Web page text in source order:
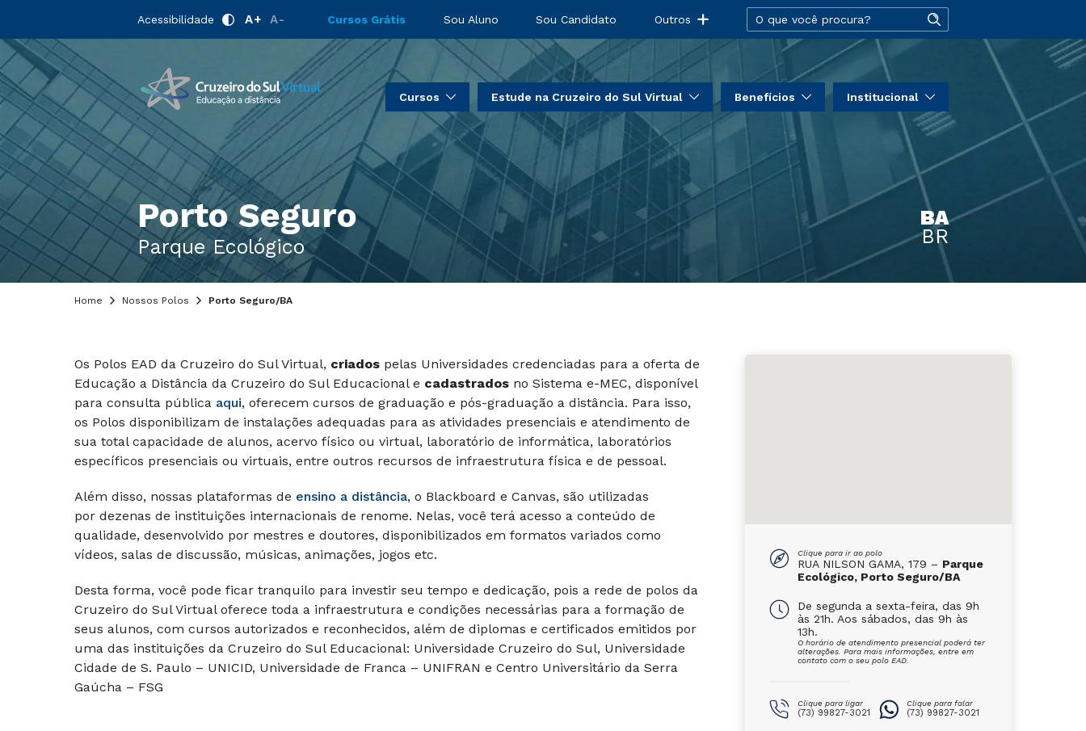
Acessibilidade A+ A- Cursos Grátis Sou Aluno Sou Candidato Outros
Cursos Estude na Cruzeiro do Sul Virtual Benefícios Institucional
Porto Seguro
Parque Ecológico
BA
BR
Home Nossos Polos Porto Seguro/BA
Os Polos EAD da Cruzeiro do Sul Virtual, criados pelas Universidades credenciadas para a oferta de
Educação a Distância da Cruzeiro do Sul Educacional e cadastrados no Sistema e-MEC, disponível
para consulta pública aqui, oferecem cursos de graduação e pós-graduação a distância. Para isso,
os Polos disponibilizam de instalações adequadas para as atividades presenciais e atendimento de
sua total capacidade de alunos, acervo físico ou virtual, laboratório de informática, laboratórios
específicos presenciais ou virtuais, entre outros recursos de infraestrutura física e de pessoal.
Além disso, nossas plataformas de ensino a distância, o Blackboard e Canvas, são utilizadas
por dezenas de instituições internacionais de renome. Nelas, você terá acesso a conteúdo de
qualidade, desenvolvido por mestres e doutores, disponibilizados em formatos variados como
vídeos, salas de discussão, músicas, animações, jogos etc.
Desta forma, você pode ficar tranquilo para investir seu tempo e dedicação, pois a rede de polos da
Cruzeiro do Sul Virtual oferece toda a infraestrutura e condições necessárias para a formação de
seus alunos, com cursos autorizados e reconhecidos, além de diplomas e certificados emitidos por
uma das instituições da Cruzeiro do Sul Educacional: Universidade Cruzeiro do Sul, Universidade
Cidade de S. Paulo – UNICID, Universidade de Franca – UNIFRAN e Centro Universitário da Serra
Gaúcha – FSG
Clique para ir ao polo
RUA NILSON GAMA, 179 – Parque
Ecológico, Porto Seguro/BA
De segunda a sexta-feira, das 9h
às 21h. Aos sábados, das 9h às
13h.
O horário de atendimento presencial poderá ter
alterações. Para mais informações, entre em
contato com o seu polo EAD.
Clique para ligar
(73) 99827-3021
Clique para falar
(73) 99827-3021